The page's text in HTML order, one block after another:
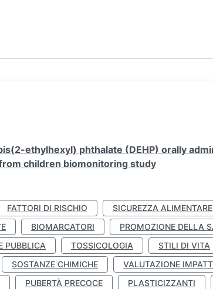
ethylhexyl) phthalate (DEHP) orally
children biomonitoring study
FATTORI DI RISCHIO
SICUREZZA ALIMENTARE
BIOMARCATORI
PROMOZIONE DELLA
PUBBLICA TOSSICOLOGIA
STILI DI VITA
SOSTANZE CHIMICHE
VALUTAZIONE
PUBERTÀ PRECOCE PLASTICIZZANTI